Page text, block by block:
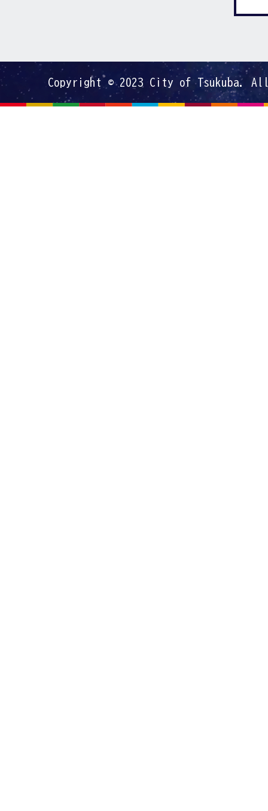
Copyright © 2023 City of Tsukuba.